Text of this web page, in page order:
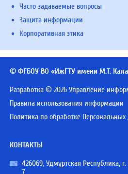
Часто задаваемые вопросы
Защита информации
Корпоративная этика
© ФГБОУ ВО «ИжГТУ имени М.Т.
Разработка © 2026 Управление
Правила использования информации
Политика по обработке
КОНТАКТЫ
426069, Удмуртская Республика,
7